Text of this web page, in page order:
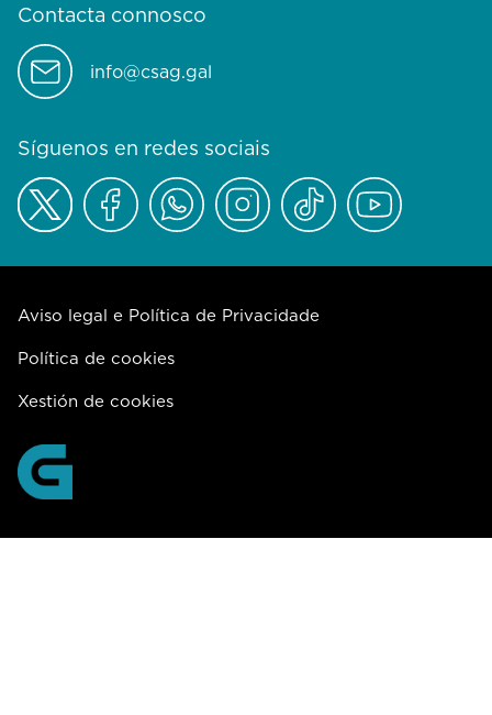
Contacta connosco
info@csag.gal
Síguenos en redes sociais
Aviso legal e Política de Privacidade
Política de cookies
Xestión de cookies